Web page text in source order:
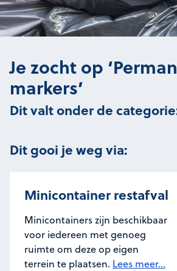
Je zocht op
markers’
Dit valt onder de
Dit gooi je weg via:
Minicontainer restafval
Minicontainers zijn beschikbaar
voor iedereen met genoeg
ruimte om deze op eigen
terrein te plaatsen. Lees meer...